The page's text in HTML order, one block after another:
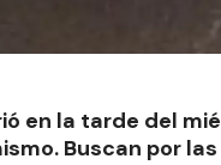
en la tarde del
Buscan por